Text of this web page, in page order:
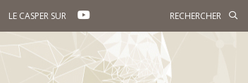
LE CASPER SUR YOUTUBE